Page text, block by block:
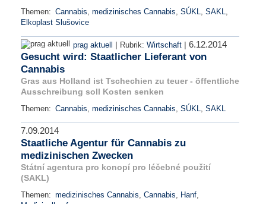
Themen: Cannabis medizinisches Cannabis SÚKL SAKL
Elkoplast Slušovice
prag aktuell | Rubrik: Wirtschaft | 6.12.2014
Gesucht wird: Staatlicher Lieferant von
Cannabis
Gras aus Holland ist Tschechien zu teuer - öffentliche
Ausschreibung soll Kosten senken
Themen: Cannabis medizinisches Cannabis SÚKL SAKL
7.09.2014
Staatliche Agentur für Cannabis zu
medizinischen Zwecken
Státní agentura pro konopí pro léčebné použití
(SAKL)
Themen: medizinisches Cannabis Cannabis Hanf